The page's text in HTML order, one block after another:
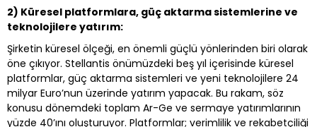
2) Küresel platformlara, güç aktarma sistemlerine ve
teknolojilere yatırım:
Şirketin küresel ölçeği, en önemli güçlü yönlerinden biri olarak
öne çıkıyor. Stellantis önümüzdeki beş yıl içerisinde küresel
platformlar, güç aktarma sistemleri ve yeni teknolojilere 24
milyar Euro’nun üzerinde yatırım yapacak. Bu rakam, söz
konusu dönemdeki toplam Ar-Ge ve sermaye yatırımlarının
yüzde 40’ını oluşturuyor. Platformlar; verimlilik ve rekabetçiliği